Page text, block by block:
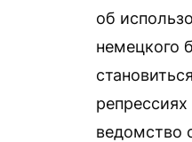
об
немецкого
ведомство